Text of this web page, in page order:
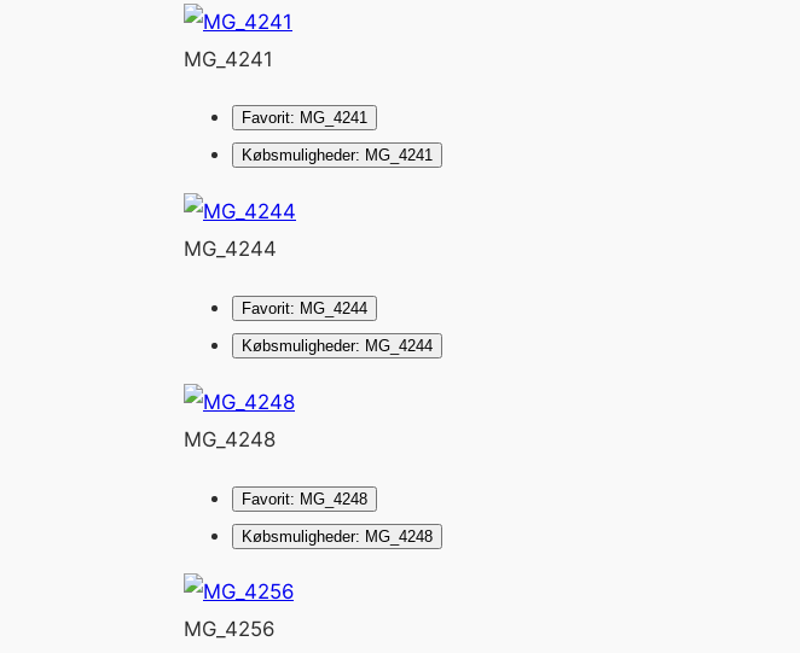
MG_4241
Favorit: MG_4241
Købsmuligheder: MG_4241
MG_4244
Favorit: MG_4244
Købsmuligheder: MG_4244
MG_4248
Favorit: MG_4248
Købsmuligheder: MG_4248
MG_4256